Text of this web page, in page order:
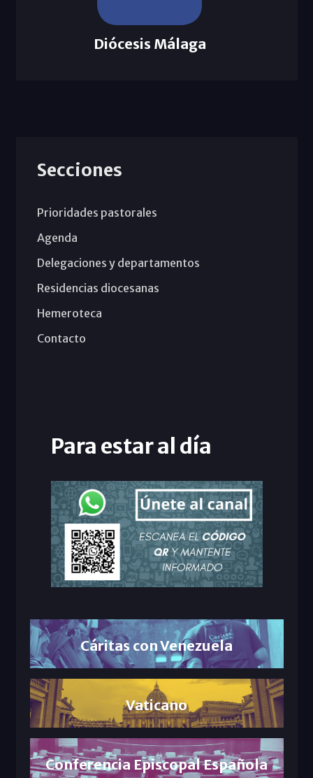
Diócesis Málaga
Secciones
Prioridades pastorales
Agenda
Delegaciones y departamentos
Residencias diocesanas
Hemeroteca
Contacto
Para estar al día
Cáritas con Venezuela
Vaticano
Conferencia Episcopal Española